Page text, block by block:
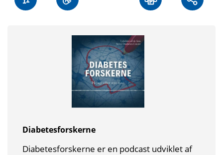
Diabetesforskerne
Diabetesforskerne er en podcast udviklet af